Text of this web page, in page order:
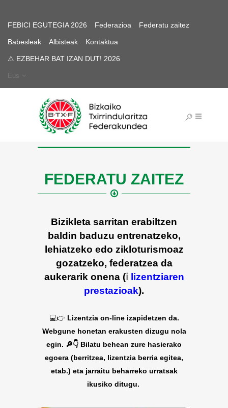
FEBICI EGUTEGIA 2026 Federazioa Federatu zaitez
Babesleak Albisteak Kontaktua
⚠ EZBEHAR BAT IZAN DUT! 2026
Eus
FEDERATU ZAITEZ
Bizikleta sarritan erabiltzen
baldin baduzu entrenatzeko,
lehiatzeko edo zikloturismoaz
gozatzeko, federatzea da
aukerarik onena (ℹ lizentziaren
prestazioak).
💻👉 Lizentzia on-line izapidetzen da.
Webgune honetan erakusten dizugu nola
egin. 🔎👇 Bilatu behean zure hasierako
egoera (berritzea, lizentzia berria egitea,
etab.) eta jarraitu beharreko urratsak
ikusiko ditugu.